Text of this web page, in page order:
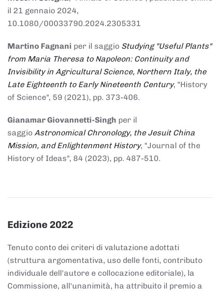
il 21 gennaio 2024,
10.1080/00033790.2024.2305331
Martino Fagnani per il saggio Studying "Useful Plants"
from Maria Theresa to Napoleon: Continuity and
Invisibility in Agricultural Science, Northern Italy, the
Late Eighteenth to Early Nineteenth Century, "History
of Science", 59 (2021), pp. 373-406.
Gianamar Giovannetti-Singh per il
saggio Astronomical Chronology, the Jesuit China
Mission, and Enlightenment History, "Journal of the
History of Ideas", 84 (2023), pp. 487-510.
Edizione 2022
Tenuto conto dei criteri di valutazione adottati
(struttura argomentativa, uso delle fonti, contributo
individuale dell'autore e collocazione editoriale), la
Commissione, all'unanimità, ha attribuito il premio a